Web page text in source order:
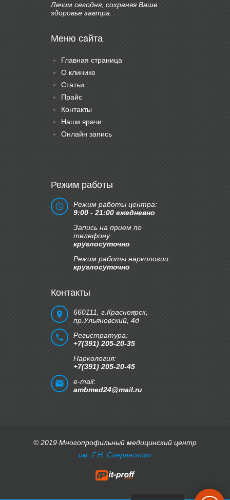
Лечим сегодня, сохраняя Ваше
здоровье завтра.
Меню сайта
Главная страница
О клинике
Статьи
Прайс
Контакты
Наши врачи
Онлайн запись
Режим работы
Режим работы центра:
9:00 - 21:00 ежедневно
Запись на прием по
телефону:
круглосуточно
Режим работы наркологии:
круглосуточно
Контакты
660111, г.Красноярск,
пр.Ульяновский, 4д
Регистратура:
+7(391) 205-20-35
Наркология:
+7(391) 205-20-45
e-mail:
ambmed24@mail.ru
© 2019 Многопрофильный медицинский центр
им. Г.Н. Сперанского